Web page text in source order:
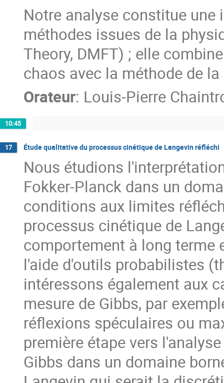
Notre analyse constitue
méthodes issues de la
Theory, DMFT) ; elle
chaos avec la méthode de
Orateur: Louis-Pierre
10:45
17 Étude qualitative du processus cinétique de Langevin réfléchi
Nous étudions
Fokker-Planck dans un
conditions aux limites
processus cinétique de
comportement à long
l'aide d'outils probabilistes
intéressons également aux
mesure de Gibbs, par
réflexions spéculaires ou
première étape vers
Gibbs dans un domaine